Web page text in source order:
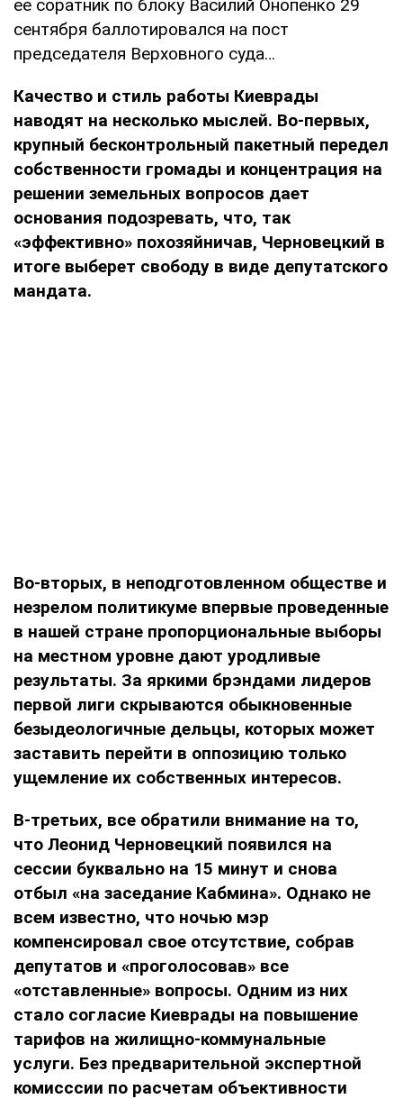
ее соратник по блоку Василий Онопенко 29
сентября баллотировался на пост
председателя Верховного суда…
Качество и стиль работы Киеврады
наводят на несколько мыслей. Во-первых,
крупный бесконтрольный пакетный передел
собственности громады и концентрация на
решении земельных вопросов дает
основания подозревать, что, так
«эффективно» похозяйничав, Черновецкий в
итоге выберет свободу в виде депутатского
мандата.
Во-вторых, в неподготовленном обществе и
незрелом политикуме впервые проведенные
в нашей стране пропорциональные выборы
на местном уровне дают уродливые
результаты. За яркими брэндами лидеров
первой лиги скрываются обыкновенные
безыдеологичные дельцы, которых может
заставить перейти в оппозицию только
ущемление их собственных интересов.
В-третьих, все обратили внимание на то,
что Леонид Черновецкий появился на
сессии буквально на 15 минут и снова
отбыл «на заседание Кабмина». Однако не
всем известно, что ночью мэр
компенсировал свое отсутствие, собрав
депутатов и «проголосовав» все
«отставленные» вопросы. Одним из них
стало согласие Киеврады на повышение
тарифов на жилищно-коммунальные
услуги. Без предварительной экспертной
комисссии по расчетам объективности